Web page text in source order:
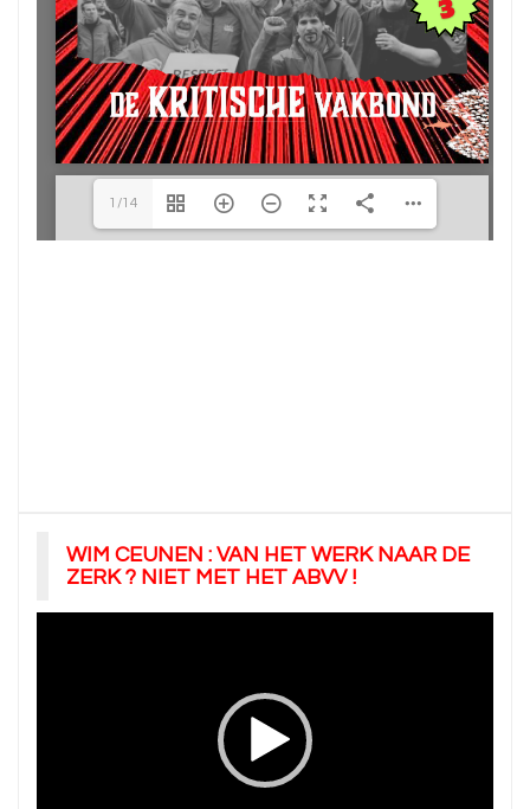
1/14
WIM CEUNEN : VAN HET WERK NAAR DE
ZERK ? NIET MET HET ABVV !